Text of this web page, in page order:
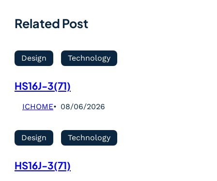
Related Post
Design Technology
HS16J-3(71)
ICHOME 08/06/2026
Design Technology
HS16J-3(71)